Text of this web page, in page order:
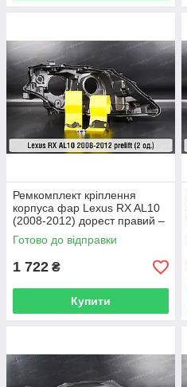
Ремкомплект кріплення
корпуса фар Lexus RX AL10
(2008-2012) дорест правий –
2 од.
Готово до відправки
1 722 ₴
Купити